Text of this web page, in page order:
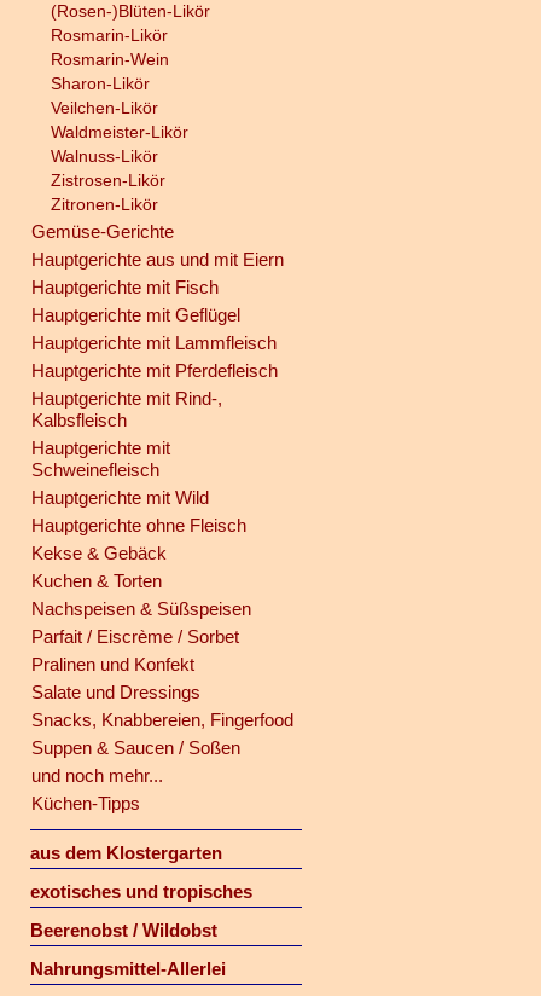
(Rosen-)Blüten-Likör
Rosmarin-Likör
Rosmarin-Wein
Sharon-Likör
Veilchen-Likör
Waldmeister-Likör
Walnuss-Likör
Zistrosen-Likör
Zitronen-Likör
Gemüse-Gerichte
Hauptgerichte aus und mit Eiern
Hauptgerichte mit Fisch
Hauptgerichte mit Geflügel
Hauptgerichte mit Lammfleisch
Hauptgerichte mit Pferdefleisch
Hauptgerichte mit Rind-,
Kalbsfleisch
Hauptgerichte mit
Schweinefleisch
Hauptgerichte mit Wild
Hauptgerichte ohne Fleisch
Kekse & Gebäck
Kuchen & Torten
Nachspeisen & Süßspeisen
Parfait / Eiscrème / Sorbet
Pralinen und Konfekt
Salate und Dressings
Snacks, Knabbereien, Fingerfood
Suppen & Saucen / Soßen
und noch mehr...
Küchen-Tipps
aus dem Klostergarten
exotisches und tropisches
Beerenobst / Wildobst
Nahrungsmittel-Allerlei